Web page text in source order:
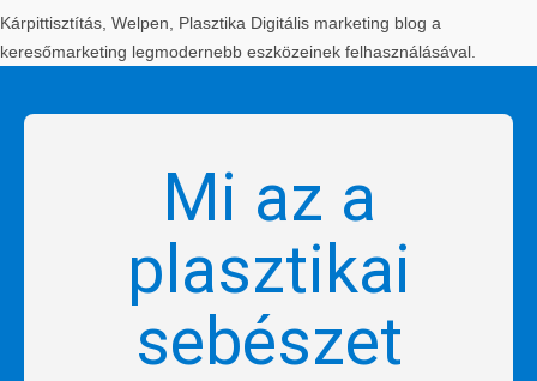
Kárpittisztítás, Welpen, Plasztika Digitális marketing blog a
keresőmarketing legmodernebb eszközeinek felhasználásával.
Mi az a
plasztikai
sebészet